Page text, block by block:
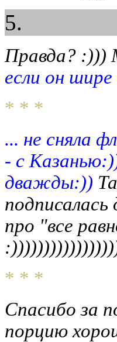
5.
Правда? :)))
если он
* * *
... не сняла
- с
дважды:))
про "все
* * *
Спасибо за
порцию